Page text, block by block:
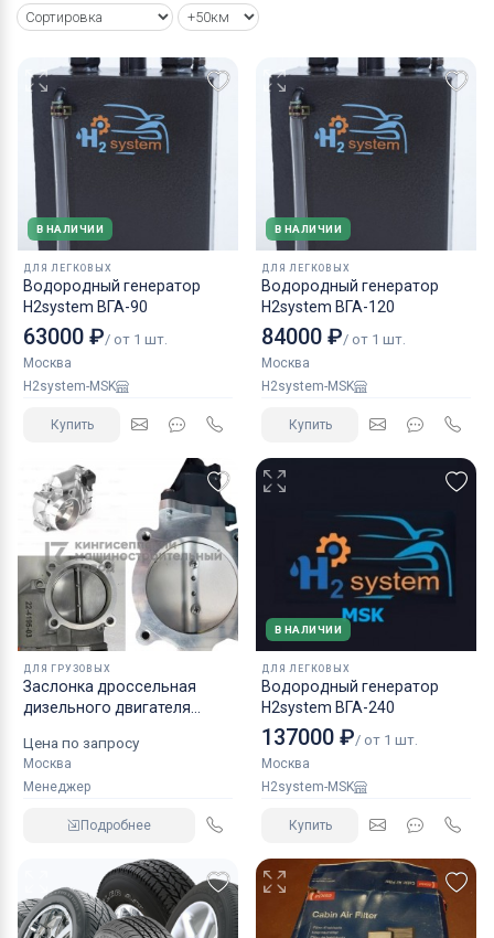
В НАЛИЧИИ
ДЛЯ ЛЕГКОВЫХ
Водородный генератор
H2system ВГА-90
63000 ₽/ от 1 шт.
Москва
H2system-MSK
Купить
В НАЛИЧИИ
ДЛЯ ЛЕГКОВЫХ
Водородный генератор
H2system ВГА-120
84000 ₽/ от 1 шт.
Москва
H2system-MSK
Купить
ДЛЯ ГРУЗОВЫХ
Заслонка дроссельная
дизельного двигателя
Цена по запросу
Москва
Менеджер
Подробнее
В НАЛИЧИИ
ДЛЯ ЛЕГКОВЫХ
Водородный генератор
H2system ВГА-240
137000 ₽/ от 1 шт.
Москва
H2system-MSK
Купить